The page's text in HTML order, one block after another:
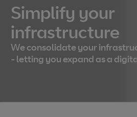
Simplify your
infrastructure
We consolidate your
- letting you expand as a